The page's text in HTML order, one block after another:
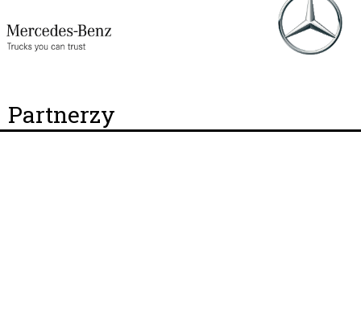
Partnerzy